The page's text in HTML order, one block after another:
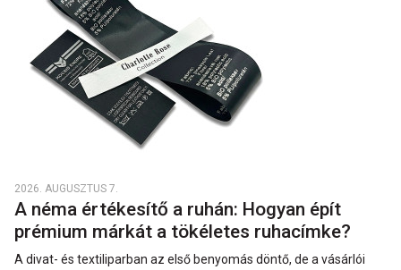
2026. AUGUSZTUS 7.
A néma értékesítő a ruhán: Hogyan épít
prémium márkát a tökéletes ruhacímke?
A divat- és textiliparban az első benyomás döntő, de a vásárlói